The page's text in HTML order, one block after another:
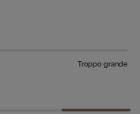
Troppo grande